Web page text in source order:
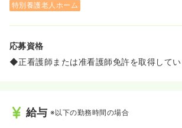
特別養護老人ホーム
応募資格
◆正看護師または准看護師免許を取得して
給与 ※以下の勤務時間の場合